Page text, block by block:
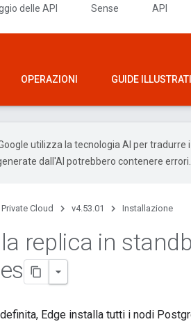
delle API Sense API
OPERAZIONI GUIDE
utilizza la tecnologia AI per tradurre
dall'AI potrebbero contenere errori.
Cloud v4.53.01 Installazione
replica in
Edge installa tutti i nodi